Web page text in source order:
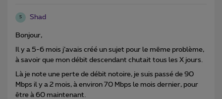
S Shad
Bonjour,
Il y a 5-6 mois j’avais créé un sujet pour le même problème,
à savoir que mon débit descendant chutait tous les X jours.
Là je note une perte de débit notoire, je suis passé de 90
Mbps il y a 2 mois, à environ 70 Mbps le mois dernier, pour
être à 60 maintenant.